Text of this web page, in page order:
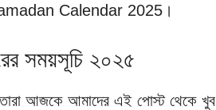
Calendar 2025।
সময়সূচি ২০২৫
তারা আজকে আমাদের এই পোস্ট থেকে